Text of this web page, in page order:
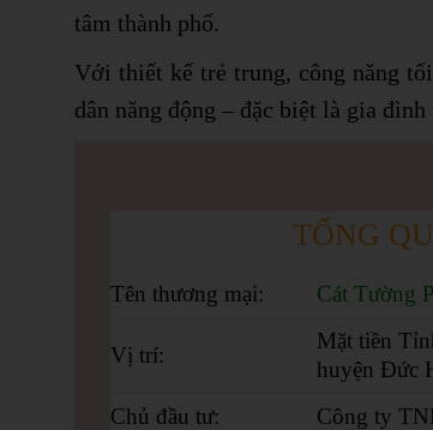
tâm thành phố.
Với thiết kế trẻ trung, công năng
dân năng động – đặc biệt là gia
TỔNG
Tên thương mại: Cát Tường
Vị trí:
Mặt tiền
huyện Đức
Chủ đầu tư: Công ty